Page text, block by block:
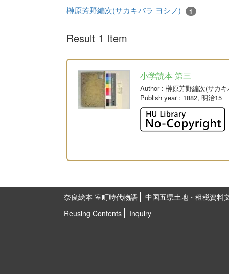
榊原芳野編次(サカキバラ ヨシノ) 1
Result 1 Item
小学読本 第三
Author: 榊原芳野編次(サカ
Publish year: 1882, 明治15
奈良絵本 室町時代物語
中国五県土地・租税資料
Reusing Contents
Inquiry